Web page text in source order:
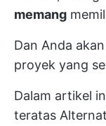
memang
Dan Anda
proyek yang
Dalam artikel
teratas